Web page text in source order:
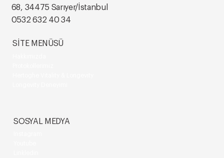
68, 34475 Sarıyer/İstanbul
0532 632 40 34
SİTE MENÜSÜ
SOSYAL MEDYA